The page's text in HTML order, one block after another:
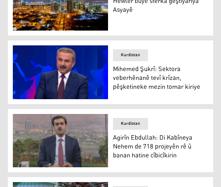
Hewlêr bûye stêrka geştiyariya Asyayê
Asyayê
Mihemed Şukrî: Sektora veberhênanê tevî krîzan,
Kurdistan
Mihemed Şukrî: Sektora
veberhênanê tevî krîzan,
pêşketineke mezin tomar kiriye
Agirîn Ebdullah: Di Kabîneya Nehem de 718 projeyên
Kurdistan
Agirîn Ebdullah: Di Kabîneya
Nehem de 718 projeyên rê û
banan hatine cîbicîkirin